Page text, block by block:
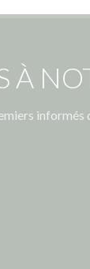
À
informés